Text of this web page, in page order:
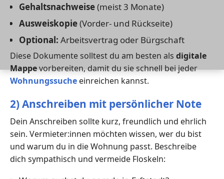
Gehaltsnachweise(meist 3 Monate)
Ausweiskopie(Vorder- und Rückseite)
Optional: Arbeitsvertrag oder Bürgschaft
Diese Dokumente solltest du am besten als digitale
Mappevorbereiten, damit du sie schnell bei jeder
Wohnungssuche einreichen kannst.
2) Anschreiben mit persönlicher Note
Dein Anschreiben sollte kurz, freundlich und ehrlich
sein. Vermieter:innen möchten wissen, wer du bist
und warum du in die Wohnung passt. Beschreibe
dich sympathisch und vermeide Floskeln: